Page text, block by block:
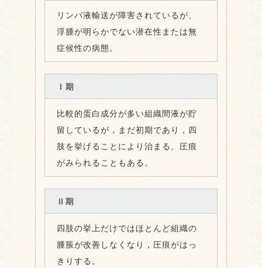
リンパ液輸送が障害されているが、
浮腫が明らかでない潜在性または無
症候性の病態。
Ⅰ期
比較的蛋白成分が多い組織間液が貯
留しているが，まだ初期であり，四
肢を挙げることにより治まる。圧痕
がみられることもある。
Ⅱ期
四肢の挙上だけではほとんど組織の
腫脹が改善しなくなり，圧痕がはっ
きりする。